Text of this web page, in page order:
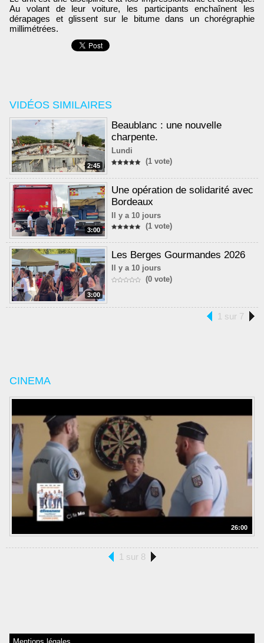
VIDÉOS SIMILAIRES
2:45
Beaublanc : une nouvelle
charpente.
Lundi
(1 vote)
3:00
Une opération de solidarité avec
Bordeaux
Il y a 10 jours
(1 vote)
3:00
Les Berges Gourmandes 2026
Il y a 10 jours
(0 vote)
1 sur 7
CINEMA
26:00
1 sur 8
Au volant de leur voiture, les participants enchaînent les
dérapages et glissent sur le bitume dans un chorégraphie
millimétrées.